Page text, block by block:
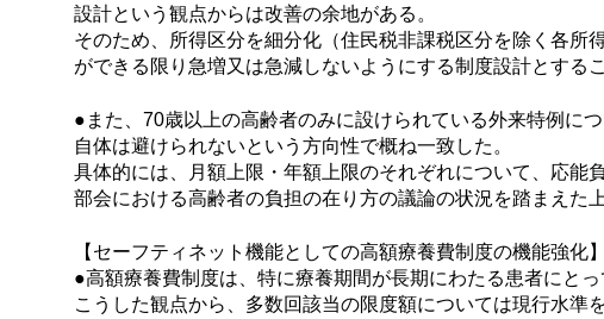
設計という観点からは改善の余地がある。
そのため、所得区分を細分化（住民税非課税区分を除く各
ができる限り急増又は急減しないようにする制度設計とする
●また、70歳以上の高齢者のみに設けられている外来特例に
自体は避けられないという方向性で概ね一致した。
具体的には、月額上限・年額上限のそれぞれについて、応能
部会における高齢者の負担の在り方の議論の状況を踏まえた
【セーフティネット機能としての高額療養費制度の機能強化】
●高額療養費制度は、特に療養期間が長期にわたる患者にとっ
こうした観点から、多数回該当の限度額については現行水準